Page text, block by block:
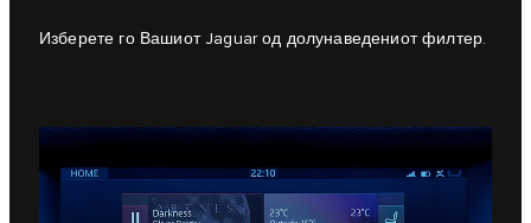
Изберете го Вашиот Jaguar од долунаведениот филтер.